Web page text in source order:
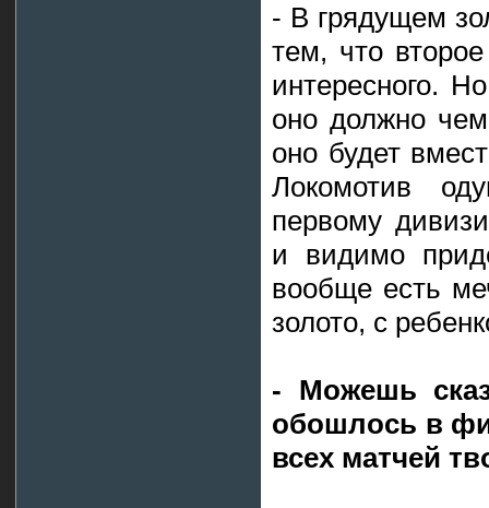
- В грядущем
тем, что
интересного.
оно должно
оно будет
Локомотив
первому
и видимо
вообще есть
золото, с
- Можешь
обошлось в
всех матчей